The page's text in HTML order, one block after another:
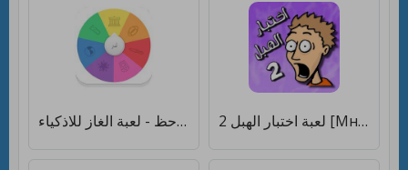
ضربة حظ - لعبة الغاز للاذكياء [Много денег] لعبة اختبار الهبل 2‎ [Много монет]